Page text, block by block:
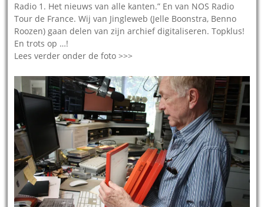
Radio 1. Het nieuws van alle kanten.” En van NOS Radio
Tour de France. Wij van Jingleweb (Jelle Boonstra, Benno
Roozen) gaan delen van zijn archief digitaliseren. Topklus!
En trots op …!
Lees verder onder de foto >>>